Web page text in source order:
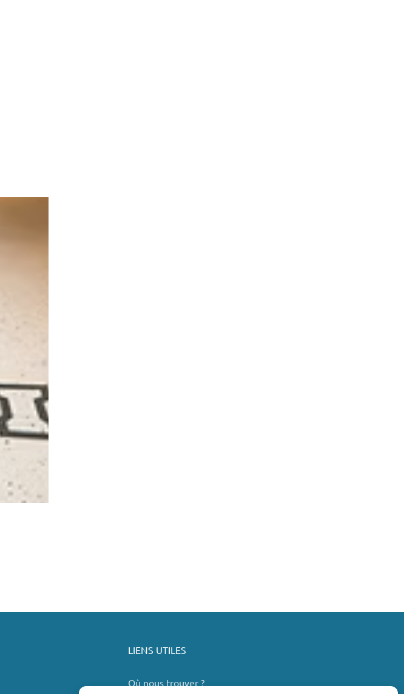
LIENS UTILES
Où nous trouver ?